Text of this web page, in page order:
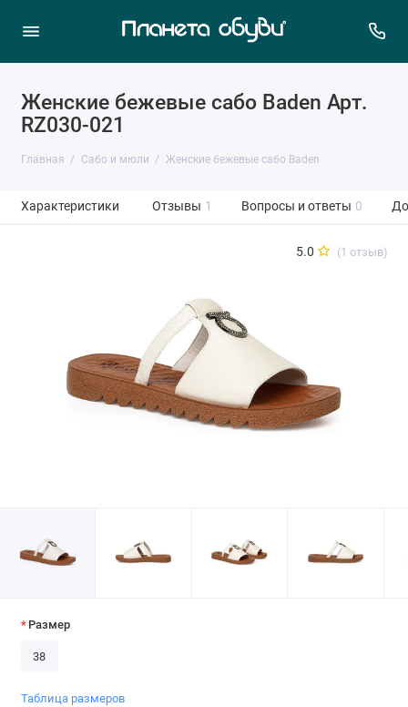
Женские бежевые сабо Baden Арт.
RZ030-021
Главная Сабо и мюли Женские бежевые сабо Baden
Характеристики Отзывы 1 Вопросы и ответы 0
5.0 (1 отзыв)
Размер
38
Таблица размеров